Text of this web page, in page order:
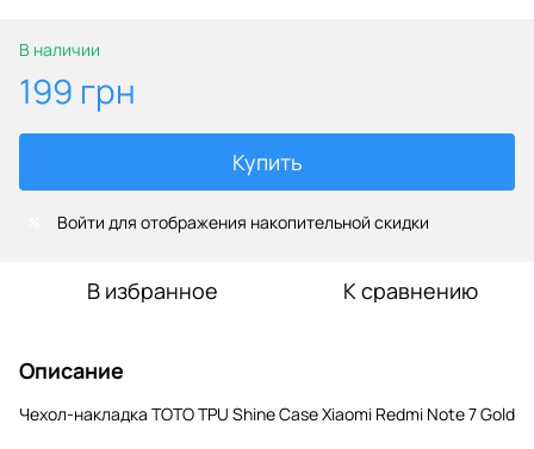
В наличии
199 грн
Купить
Войти для отображения накопительной скидки
В избранное К сравнению
Описание
Чехол-накладка TOTO TPU Shine Case Xiaomi Redmi Note 7 Gold